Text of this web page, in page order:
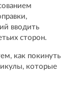
вводить
сторон.
как покинуть
которые